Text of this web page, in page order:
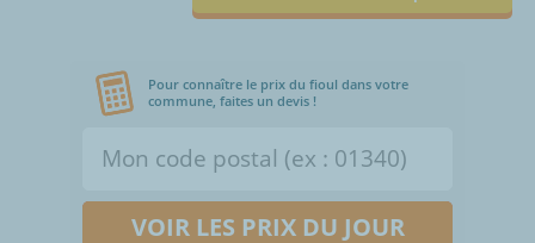
Pour connaître le prix du fioul dans votre
commune, faites un devis !
VOIR LES PRIX DU JOUR